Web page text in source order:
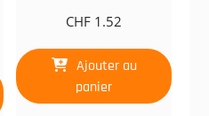
CHF 1.52
Ajouter au
panier